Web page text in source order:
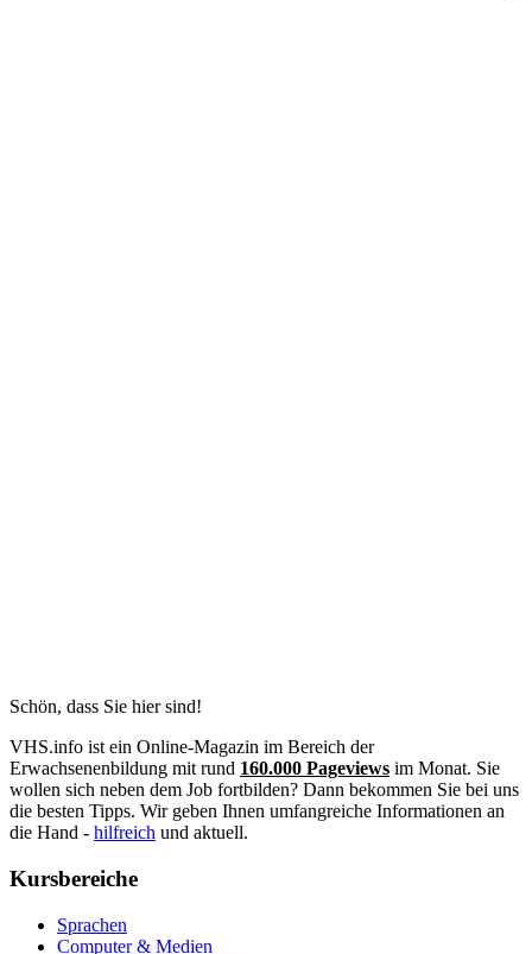
Schön, dass Sie hier sind!
VHS.info ist ein Online-Magazin im Bereich der
Erwachsenenbildung mit rund 160.000 Pageviews im Monat. Sie
wollen sich neben dem Job fortbilden? Dann bekommen Sie bei uns
die besten Tipps. Wir geben Ihnen umfangreiche Informationen an
die Hand - hilfreich und aktuell.
Kursbereiche
Sprachen
Computer & Medien